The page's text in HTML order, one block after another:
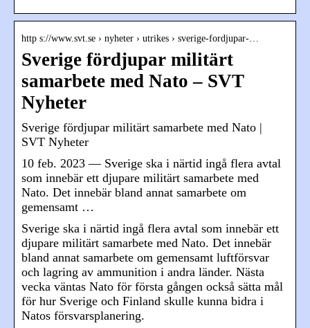
http s://www.svt.se › nyheter › utrikes › sverige-fordjupar-…
Sverige fördjupar militärt
samarbete med Nato – SVT
Nyheter
Sverige fördjupar militärt samarbete med Nato |
SVT Nyheter
10 feb. 2023 — Sverige ska i närtid ingå flera avtal
som innebär ett djupare militärt samarbete med
Nato. Det innebär bland annat samarbete om
gemensamt …
Sverige ska i närtid ingå flera avtal som innebär ett
djupare militärt samarbete med Nato. Det innebär
bland annat samarbete om gemensamt luftförsvar
och lagring av ammunition i andra länder. Nästa
vecka väntas Nato för första gången också sätta mål
för hur Sverige och Finland skulle kunna bidra i
Natos försvarsplanering.